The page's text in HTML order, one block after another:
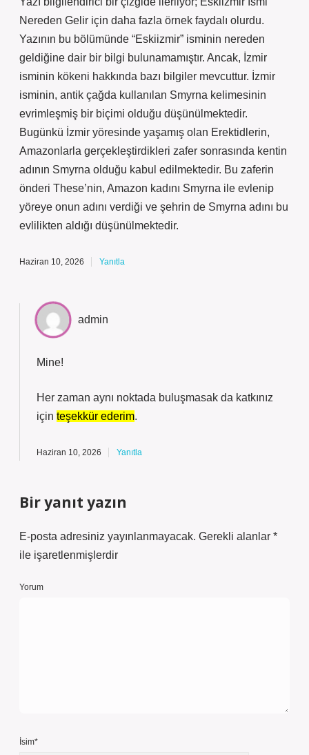
Nereden Gelir için daha fazla örnek faydalı olurdu.
Yazının bu bölümünde “Eskiizmir” isminin nereden
geldiğine dair bir bilgi bulunamamıştır. Ancak, İzmir
isminin kökeni hakkında bazı bilgiler mevcuttur. İzmir
isminin, antik çağda kullanılan Smyrna kelimesinin
evrimleşmiş bir biçimi olduğu düşünülmektedir.
Bugünkü İzmir yöresinde yaşamış olan Erektidlerin,
Amazonlarla gerçekleştirdikleri zafer sonrasında kentin
adının Smyrna olduğu kabul edilmektedir. Bu zaferin
önderi These’nin, Amazon kadını Smyrna ile evlenip
yöreye onun adını verdiği ve şehrin de Smyrna adını bu
evlilikten aldığı düşünülmektedir.
Haziran 10, 2026 Yanıtla
admin
Mine!
Her zaman aynı noktada buluşmasak da katkınız
için teşekkür ederim.
Haziran 10, 2026 Yanıtla
Bir yanıt yazın
E-posta adresiniz yayınlanmayacak. Gerekli alanlar *
ile işaretlenmişlerdir
Yorum
İsim*